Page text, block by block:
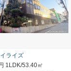
ライズ
1LDK/53.40㎡